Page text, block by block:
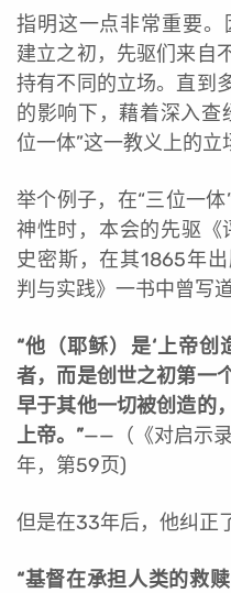
指明这一点非常重要
建立之初，先驱们来自
持有不同的立场。直到
的影响下，藉着深入查
位一体”这一教义上的立
举个例子，在“三位一
神性时，本会的先驱《
史密斯，在其1865年
判与实践》一书中曾写道
“他（耶稣）是‘上帝
者，而是创世之初第一
早于其他一切被创造的
上帝。”——（《对启示
年，第59页)
但是在33年后，他纠正
“基督在承担人类的救